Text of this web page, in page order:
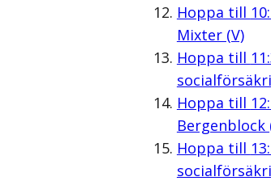
Hoppa till
Mixter (V)
Hoppa till
Hoppa till
Bergenblock
Hoppa till